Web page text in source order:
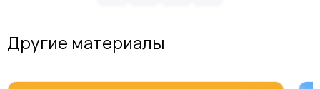
Другие материалы